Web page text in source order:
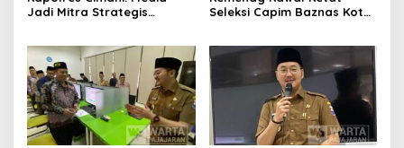
Jadi Mitra Strategis
Seleksi Capim Baznas Kota
Berintegritas